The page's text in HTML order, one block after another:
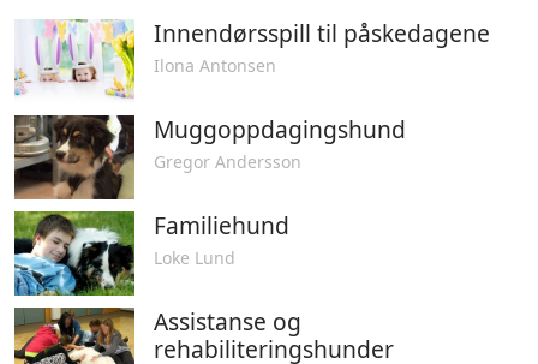
Innendørsspill til påskedagene
Ilona Antonsen
Muggoppdagingshund
Gregor Andersson
Familiehund
Loke Lund
Assistanse og
rehabiliteringshunder